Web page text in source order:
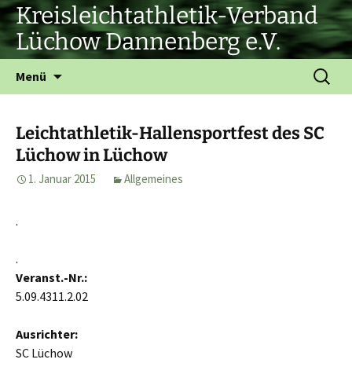
Zum
Inhalt
springen
Kreisleichtathletik-Verband
Lüchow Dannenberg e.V.
Menü
Suchen
nach:
Leichtathletik-Hallensportfest des SC
Lüchow in Lüchow
1. Januar 2015 Allgemeines
.
.
Veranst.-Nr.:
5.09.4311.2.02
Ausrichter:
SC Lüchow